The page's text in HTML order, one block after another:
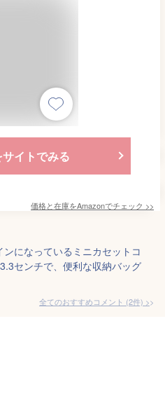
イトでみる
価格と在庫をAmazonでチェック >>
になっているミニカセットコ
センチで、便利な収納バッグ
全てのおすすめコメント (2件) >